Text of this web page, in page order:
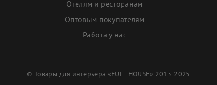
Отелям и ресторанам
Оптовым покупателям
Работа у нас
© Товары для интерьера «FULL HOUSE» 2013-2025